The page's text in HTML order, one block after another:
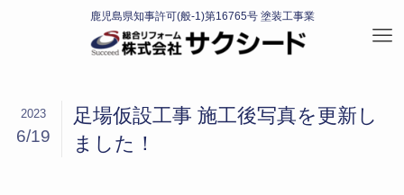
足場仮設工事 施工後写真を更新し
ました！
2023
6/19